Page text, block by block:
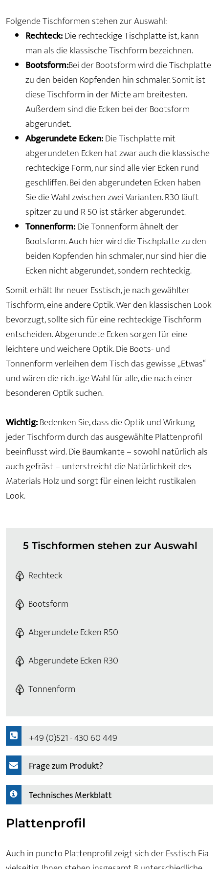
Folgende Tischformen stehen zur Auswahl:
Rechteck:Die rechteckige Tischplatte ist, kann
man als die klassische Tischform bezeichnen.
Bootsform:Bei der Bootsform wird die Tischplatte
zu den beiden Kopfenden hin schmaler. Somit ist
diese Tischform in der Mitte am breitesten.
Außerdem sind die Ecken bei der Bootsform
abgerundet.
Abgerundete Ecken:Die Tischplatte mit
abgerundeten Ecken hat zwar auch die klassische
rechteckige Form, nur sind alle vier Ecken rund
geschliffen. Bei den abgerundeten Ecken haben
Sie die Wahl zwischen zwei Varianten. R30 läuft
spitzer zu und R 50 ist stärker abgerundet.
Tonnenform:Die Tonnenform ähnelt der
Bootsform. Auch hier wird die Tischplatte zu den
beiden Kopfenden hin schmaler, nur sind hier die
Ecken nicht abgerundet, sondern rechteckig.
Somit erhält Ihr neuer Esstisch, je nach gewählter
Tischform, eine andere Optik. Wer den klassischen Look
bevorzugt, sollte sich für eine rechteckige Tischform
entscheiden. Abgerundete Ecken sorgen für eine
leichtere und weichere Optik. Die Boots- und
Tonnenform verleihen dem Tisch das gewisse „Etwas“
und wären die richtige Wahl für alle, die nach einer
besonderen Optik suchen.
Wichtig:Bedenken Sie, dass die Optik und Wirkung
jeder Tischform durch das ausgewählte Plattenprofil
beeinflusst wird. Die Baumkante – sowohl natürlich als
auch gefräst – unterstreicht die Natürlichkeit des
Materials Holz und sorgt für einen leicht rustikalen
Look.
5 Tischformen stehen zur Auswahl
Rechteck
Bootsform
Abgerundete Ecken R50
Abgerundete Ecken R30
Tonnenform
+49 (0)521 - 430 60 449
Frage zum Produkt?
Technisches Merkblatt
Plattenprofil
Auch in puncto Plattenprofil zeigt sich der Esstisch Fia